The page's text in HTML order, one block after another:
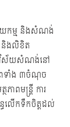
យកម្ម និងសំណង់
និងលិខិត
យវិស័យសំណង់នៅ
ទាំង ៣ចំណុច
ាពមន្ត្រី ការ
ធលើកទឹកចិត្តដល់